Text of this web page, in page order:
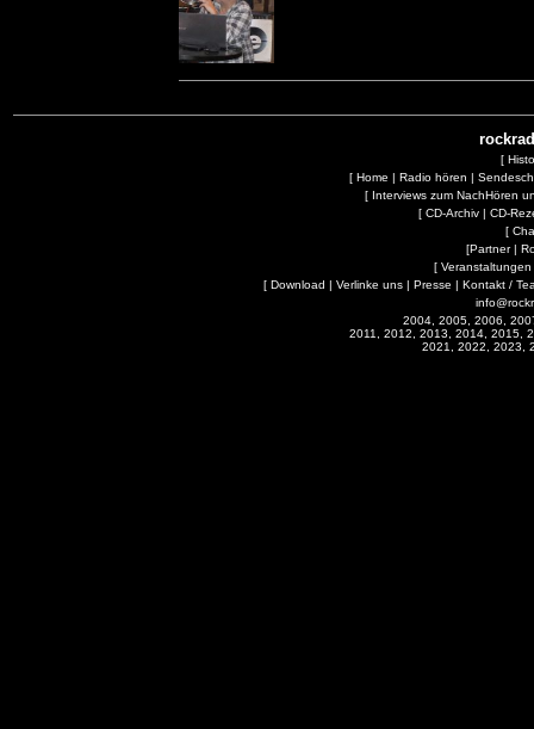
[
[ Home | Radio hören |
[ Interviews zum NachHören
[CD-Archiv |CD-
[
[Partner|
[ Veranstaltungen
[ Download | Verlinke uns | Presse | Kontakt /
2004, 2005, 2006,
2011, 2012, 2013, 2014, 2015,
2021, 2022, 2023,